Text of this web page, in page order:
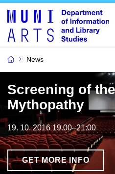
News
Screening of
Mythopathy
19. 10. 2016 19.00–21:00
GET MORE INFO